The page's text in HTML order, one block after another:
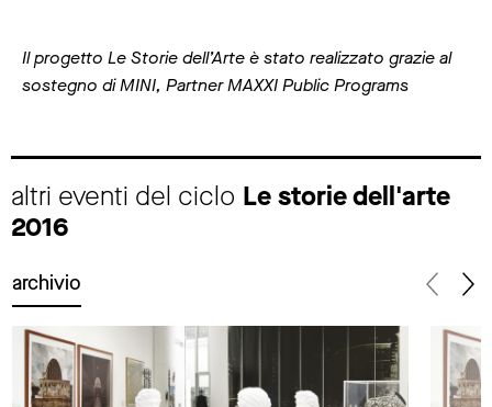
Il progetto Le Storie dell’Arte è stato realizzato grazie al
sostegno di MINI, Partner MAXXI Public Programs
altri eventi del ciclo Le storie dell'arte
2016
archivio